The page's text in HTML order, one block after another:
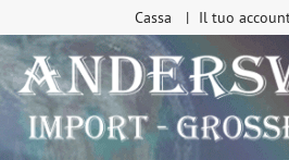
Cassa Il tuo